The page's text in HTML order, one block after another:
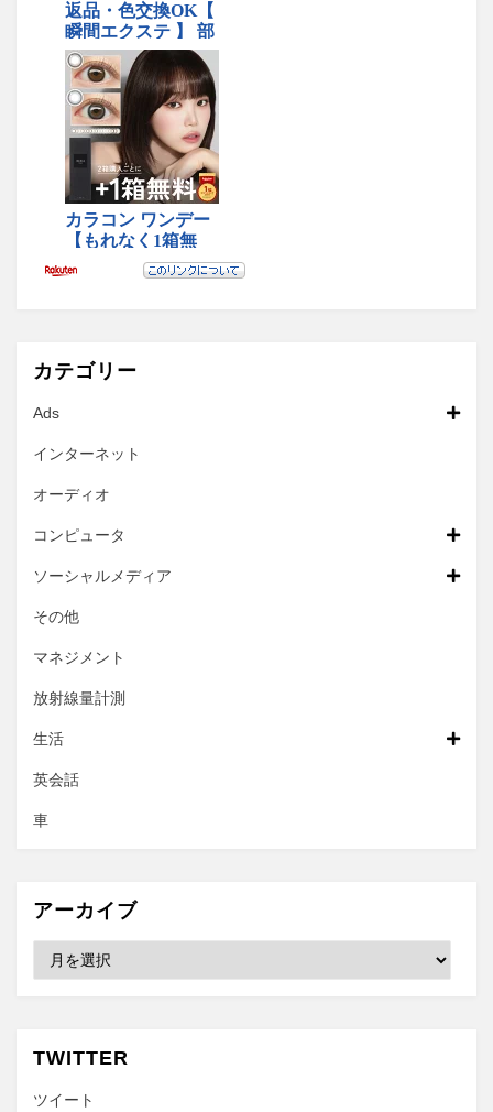
カテゴリー
Ads
インターネット
オーディオ
コンピュータ
ソーシャルメディア
その他
マネジメント
放射線量計測
生活
英会話
車
アーカイブ
ブ
TWITTER
ツイート